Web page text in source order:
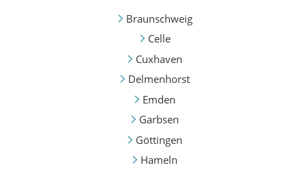
Braunschweig
Celle
Cuxhaven
Delmenhorst
Emden
Garbsen
Göttingen
Hameln